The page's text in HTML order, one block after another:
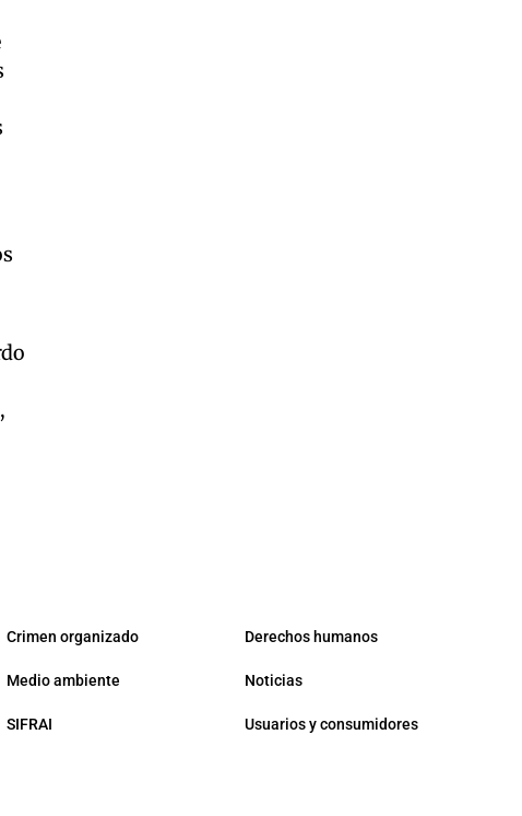
Crimen organizado Derechos humanos
Medio ambiente Noticias
SIFRAI Usuarios y consumidores